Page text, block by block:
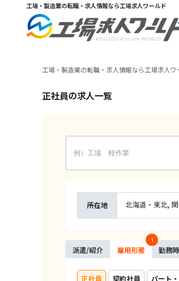
工場・製造業の転職・求人情報なら工場求人ワールド
工場・製造業の転職・求人情報なら工場求人ワ
正社員の求人一覧
所在地 北海道・東北
派遣/紹介 雇用形態
1
勤務
正社員 契約社員 パート